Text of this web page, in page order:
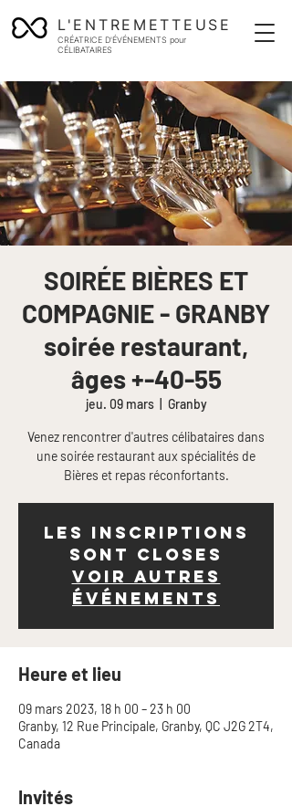
L'ENTREMETTEUSE
CRÉATRICE D'ÉVÉNEMENTS pour
CÉLIBATAIRES
SOIRÉE BIÈRES ET
COMPAGNIE - GRANBY
soirée restaurant,
âges +-40-55
jeu. 09 mars
  |
Granby
Venez rencontrer d'autres célibataires dans
une soirée restaurant aux spécialités de
Bières et repas réconfortants.
Les inscriptions
sont closes
Voir autres
événements
Heure et lieu
09 mars 2023, 18 h 00 – 23 h 00
Granby, 12 Rue Principale, Granby, QC J2G 2T4,
Canada
Invités